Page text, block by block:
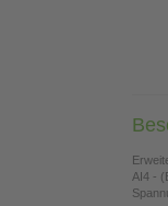
AI4 -